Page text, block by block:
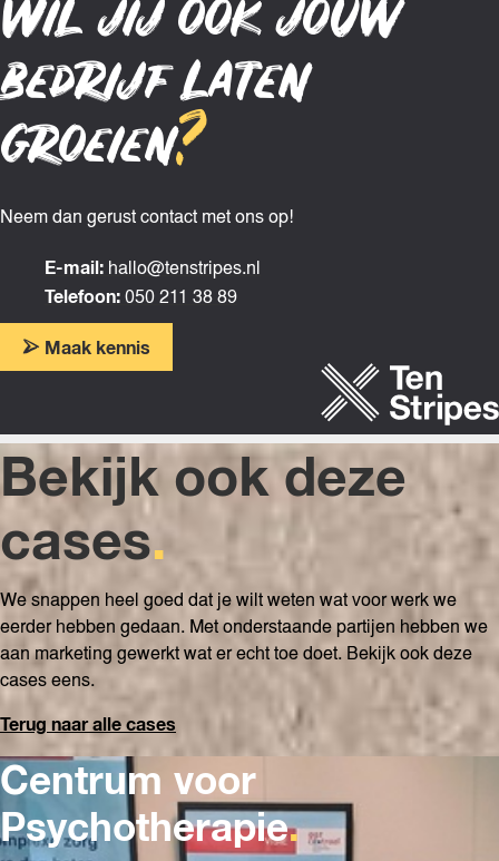
Wil jij ook jouw
bedrijf laten
groeien?
Neem dan gerust contact met ons op!
E-mail: hallo@tenstripes.nl
Telefoon: 050 211 38 89
Maak kennis
Bekijk ook deze
cases.
We snappen heel goed dat je wilt weten wat voor werk we
eerder hebben gedaan. Met onderstaande partijen hebben we
aan marketing gewerkt wat er echt toe doet. Bekijk ook deze
cases eens.
Terug naar alle cases
Centrum voor
Psychotherapie.